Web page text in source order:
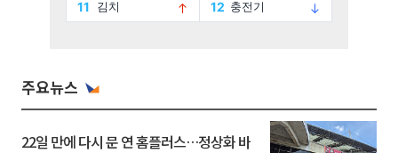
주요뉴스
22일 만에 다시 문 연 홈플러스…정상화 바